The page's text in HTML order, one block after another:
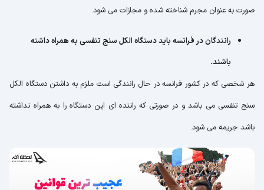
صورت به عنوان مجرم شناخته شده و مجازات می شود.
رانندگان در فرانسه باید دستگاه الکل سنج تنفسی به همراه داشته
باشند.
هر شخصی که در کشور فرانسه در حال رانندگی است ملزم به داشتن دستگاه الکل
سنج تنفسی می باشد و در صورتی که راننده ای این دستگاه را به همراه نداشته
باشد جریمه می شود.